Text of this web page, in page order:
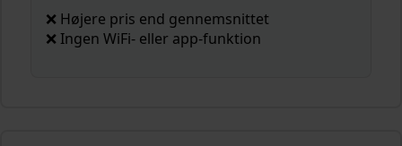
❌ Højere pris end gennemsnittet
❌ Ingen WiFi- eller app-funktion